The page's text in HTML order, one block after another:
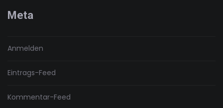
Meta
Anmelden
Eintrags-Feed
Kommentar-Feed